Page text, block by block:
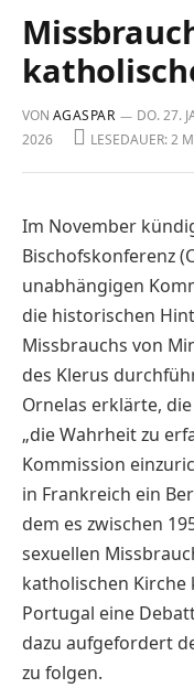
VON AGASPAR DO. 27.
2026
LESEDAUER: 2
Im November
Bischofskonferenz
unabhängigen
die historischen
Missbrauchs von
des Klerus
Ornelas erklärte,
„die Wahrheit zu
Kommission
in Frankreich ein
dem es zwischen
sexuellen
katholischen Kirche
Portugal eine
dazu aufgefordert
zu folgen.